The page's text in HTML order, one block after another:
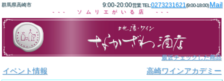
群馬県高崎市 9:00-20:00営業 TEL:0273231621(9:00-18:00)Mail
--- ソムリエがいる店 ---
最近チェックした商品
イベント情報 高崎ワインアカデミー